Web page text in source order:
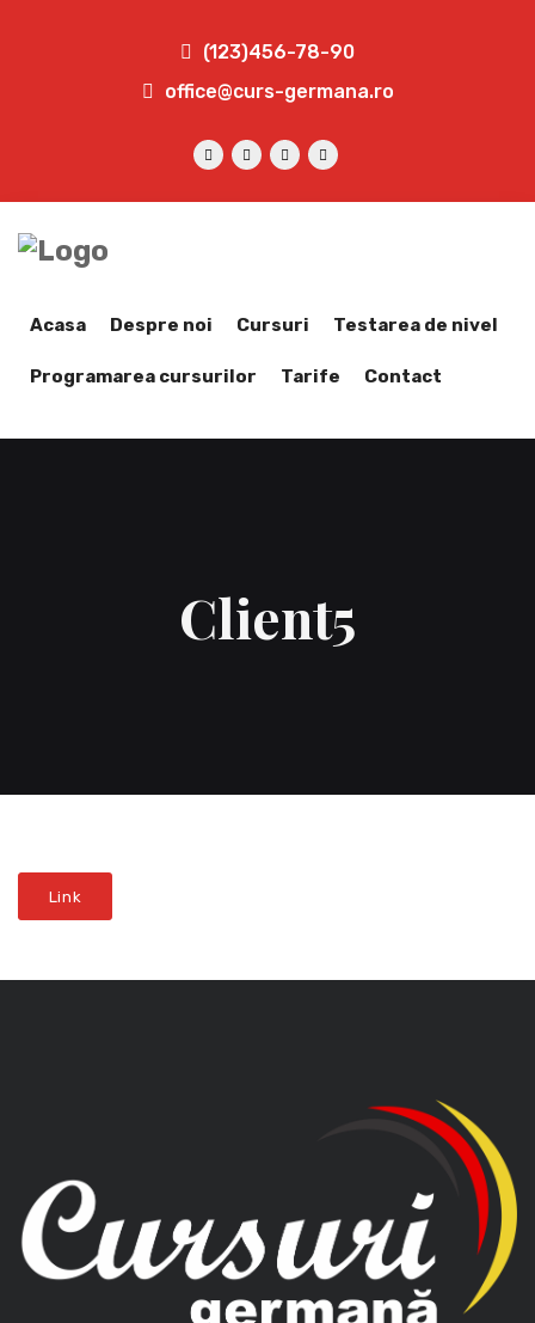
(123)456-78-90
office@curs-germana.ro
Acasa Despre noi Cursuri Testarea de nivel
Programarea cursurilor Tarife Contact
Client5
Link